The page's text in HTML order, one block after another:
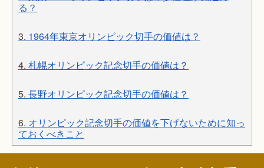
る？
3. 1964年東京オリンピック切手の価値は？
4. 札幌オリンピック記念切手の価値は？
5. 長野オリンピック記念切手の価値は？
6. オリンピック記念切手の価値を下げないために知っ
ておくべきこと